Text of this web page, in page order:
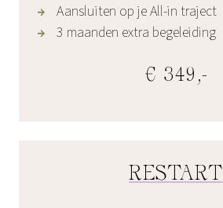
Aansluiten op je All-in traject
3 maanden extra begeleiding
€ 349,-
RESTART